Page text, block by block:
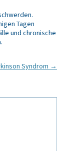
Tagen
und chronische
Syndrom →